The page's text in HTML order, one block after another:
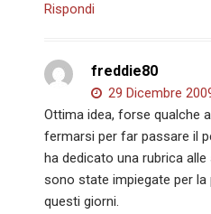
Rispondi
freddie80
29 Dicembre
Ottima idea, forse qualche
fermarsi per far passare il
ha dedicato una rubrica
sono state impiegate per
questi giorni.